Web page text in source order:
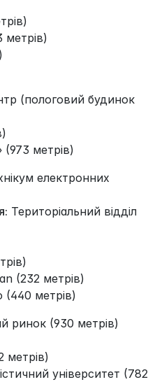
метрів)
(пологовий будинок
(973 метрів)
електронних
Територіальний відділ
(232 метрів)
(440 метрів)
ринок (930 метрів)
метрів)
університет (782